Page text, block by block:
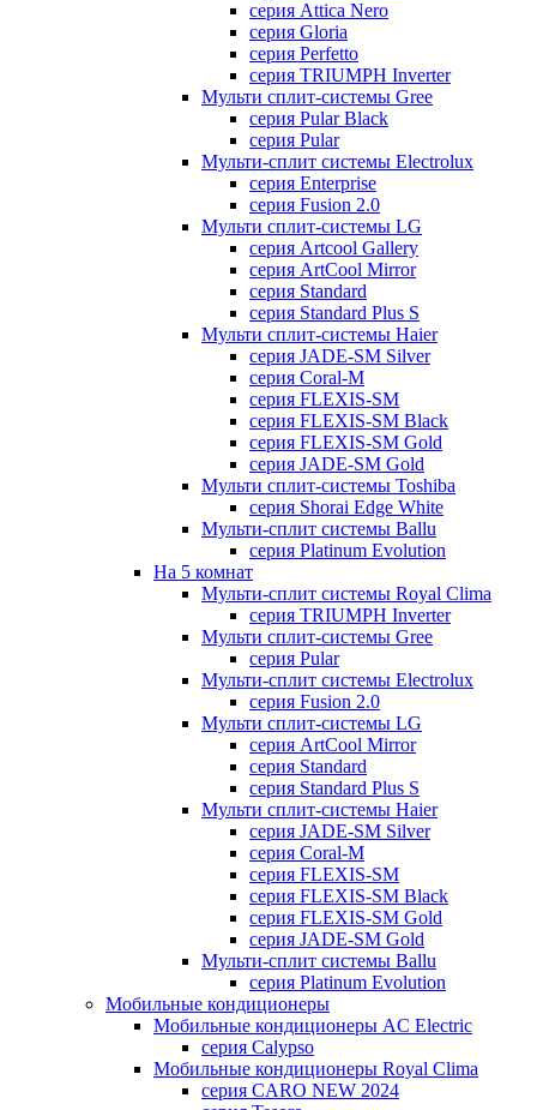
серия Attica Nero
серия Gloria
серия Perfetto
серия TRIUMPH Inverter
Мульти сплит-системы Gree
серия Pular Black
серия Pular
Мульти-сплит системы Electrolux
серия Enterprise
серия Fusion 2.0
Мульти сплит-системы LG
серия Artcool Gallery
серия ArtCool Mirror
серия Standard
серия Standard Plus S
Мульти сплит-системы Haier
серия JADE-SM Silver
серия Coral-M
серия FLEXIS-SM
серия FLEXIS-SM Black
серия FLEXIS-SM Gold
серия JADE-SM Gold
Мульти сплит-системы Toshiba
серия Shorai Edge White
Мульти-сплит системы Ballu
серия Platinum Evolution
На 5 комнат
Мульти-сплит системы Royal Clima
серия TRIUMPH Inverter
Мульти сплит-системы Gree
серия Pular
Мульти-сплит системы Electrolux
серия Fusion 2.0
Мульти сплит-системы LG
серия ArtCool Mirror
серия Standard
серия Standard Plus S
Мульти сплит-системы Haier
серия JADE-SM Silver
серия Coral-M
серия FLEXIS-SM
серия FLEXIS-SM Black
серия FLEXIS-SM Gold
серия JADE-SM Gold
Мульти-сплит системы Ballu
серия Platinum Evolution
Мобильные кондиционеры
Мобильные кондиционеры AC Electric
серия Calypso
Мобильные кондиционеры Royal Clima
серия CARO NEW 2024